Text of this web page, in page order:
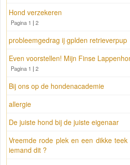
Hond verzekeren
Pagina 1 | 2
probleemgedrag ij gplden retrieverpup
Even voorstellen! Mijn Finse
Pagina 1 | 2
Bij ons op de hondenacademie
allergie
De juiste hond bij de juiste eigenaar
Vreemde rode plek en een dikke
iemand dit ?